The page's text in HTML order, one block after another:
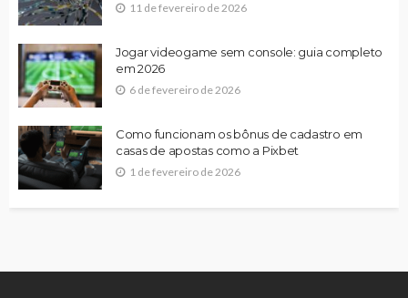
11 de fevereiro de 2026
Jogar videogame sem console: guia completo
em 2026
6 de fevereiro de 2026
Como funcionam os bônus de cadastro em
casas de apostas como a Pixbet
1 de fevereiro de 2026